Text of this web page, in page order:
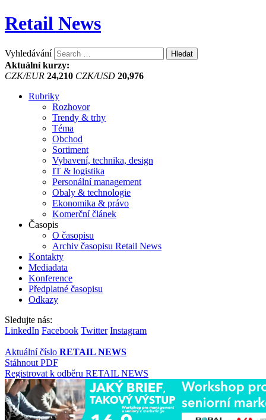
Retail News
Vyhledávání
Aktuální kurzy:
CZK/EUR 24,210 CZK/USD 20,976
Rubriky
Rozhovor
Trendy & trhy
Téma
Obchod
Sortiment
Vybavení, technika, design
IT & logistika
Personální management
Obaly & technologie
Ekonomika & právo
Komerční článek
Časopis
O časopisu
Archiv časopisu Retail News
Kontakty
Mediadata
Konference
Předplatné časopisu
Odkazy
Sledujte nás:
LinkedIn Facebook Twitter Instagram
Aktuální číslo RETAIL NEWS
Stáhnout PDF
Registrovat k odběru RETAIL NEWS